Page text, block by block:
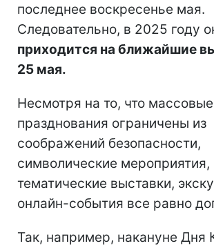
последнее воскресенье мая.
Следовательно, в 2025 году
приходится на ближайшие
25 мая.
Несмотря на то, что массовые
празднования ограничены из
соображений безопасности,
символические мероприятия,
тематические выставки,
онлайн-события все равно
Так, например, накануне Дня